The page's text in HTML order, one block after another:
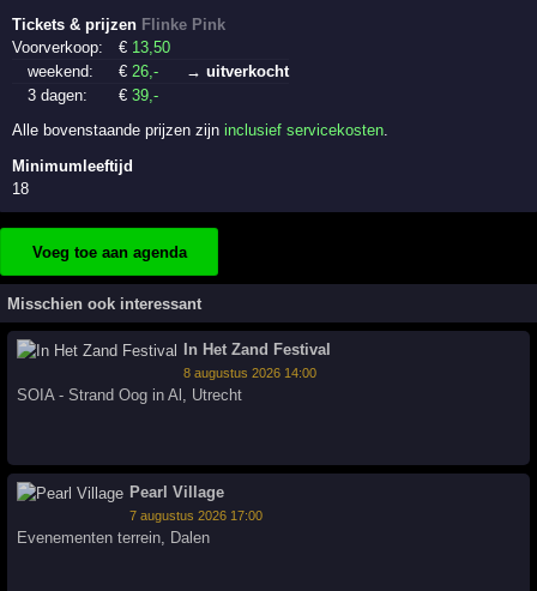
Tickets & prijzen Flinke Pink
Voorverkoop:
€ 13,50
weekend:
€26,-
→ uitverkocht
3 dagen:
€39,-
Alle bovenstaande prijzen zijninclusief servicekosten.
Minimumleeftijd
18
Voeg toe aan agenda
Misschien ook interessant
In Het Zand Festival
8 augustus 2026 14:00
SOIA - Strand Oog in Al Utrecht
Pearl Village
7 augustus 2026 17:00
Evenementen terrein, Dalen